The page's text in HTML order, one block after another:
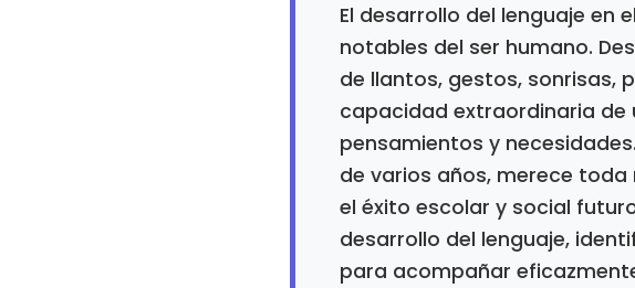
El desarrollo del lenguaje en
notables del ser humano.
de llantos, gestos, sonrisas,
capacidad extraordinaria de
pensamientos y
de varios años, merece
el éxito escolar y social
desarrollo del lenguaje,
para acompañar